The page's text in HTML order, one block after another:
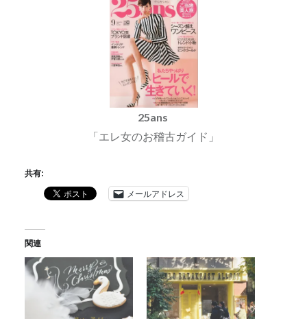
25ans
「エレ女のお稽古ガイド」
共有:
メールアドレス
関連